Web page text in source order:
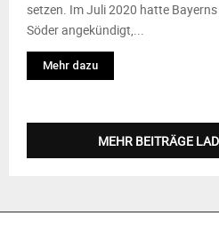
Usetzen. Im Juli 2020 hatte
Söder angekündigt,...
Mehr dazu
MEHR BEITRÄGE